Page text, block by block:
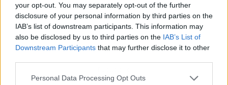
your opt-out. You may separately opt-out of the further
disclosure of your personal information by third parties on the
IAB’s list of downstream participants. This information may
also be disclosed by us to third parties on the IAB’s List of
Downstream Participants that may further disclose it to other
Personal Data Processing Opt Outs